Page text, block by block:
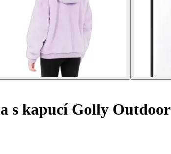
s kapucí Golly Outdoor